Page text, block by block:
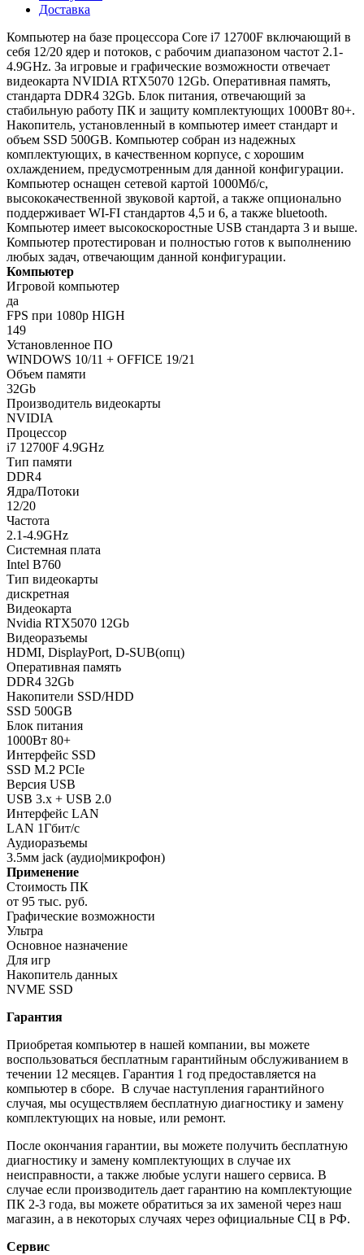
Доставка
Компьютер на базе процессора Core i7 12700F включающий в
себя 12/20 ядер и потоков, с рабочим диапазоном частот 2.1-
4.9GHz. За игровые и графические возможности отвечает
видеокарта NVIDIA RTX5070 12Gb. Оперативная память,
стандарта DDR4 32Gb. Блок питания, отвечающий за
стабильную работу ПК и защиту комплектующих 1000Вт 80+.
Накопитель, установленный в компьютер имеет стандарт и
объем SSD 500GB. Компьютер собран из надежных
комплектующих, в качественном корпусе, с хорошим
охлаждением, предусмотренным для данной конфигурации.
Компьютер оснащен сетевой картой 1000Мб/с,
высококачественной звуковой картой, а также опционально
поддерживает WI-FI стандартов 4,5 и 6, а также bluetooth.
Компьютер имеет высокоскоростные USB стандарта 3 и выше.
Компьютер протестирован и полностью готов к выполнению
любых задач, отвечающим данной конфигурации.
Компьютер
Игровой компьютер
да
FPS при 1080p HIGH
149
Установленное ПО
WINDOWS 10/11 + OFFICE 19/21
Объем памяти
32Gb
Производитель видеокарты
NVIDIA
Процессор
i7 12700F 4.9GHz
Тип памяти
DDR4
Ядра/Потоки
12/20
Частота
2.1-4.9GHz
Системная плата
Intel B760
Тип видеокарты
дискретная
Видеокарта
Nvidia RTX5070 12Gb
Видеоразъемы
HDMI, DisplayPort, D-SUB(опц)
Оперативная память
DDR4 32Gb
Накопители SSD/HDD
SSD 500GB
Блок питания
1000Вт 80+
Интерфейс SSD
SSD M.2 PCIe
Версия USB
USB 3.x + USB 2.0
Интерфейс LAN
LAN 1Гбит/с
Аудиоразъемы
3.5мм jack (аудио|микрофон)
Применение
Стоимость ПК
от 95 тыс. руб.
Графические возможности
Ультра
Основное назначение
Для игр
Накопитель данных
NVME SSD
Гарантия
Приобретая компьютер в нашей компании, вы можете
воспользоваться бесплатным гарантийным обслуживанием в
течении 12 месяцев. Гарантия 1 год предоставляется на
компьютер в сборе. В случае наступления гарантийного
случая, мы осуществляем бесплатную диагностику и замену
комплектующих на новые, или ремонт.
После окончания гарантии, вы можете получить бесплатную
диагностику и замену комплектующих в случае их
неисправности, а также любые услуги нашего сервиса. В
случае если производитель дает гарантию на комплектующие
ПК 2-3 года, вы можете обратиться за их заменой через наш
магазин, а в некоторых случаях через официальные СЦ в РФ.
Сервис